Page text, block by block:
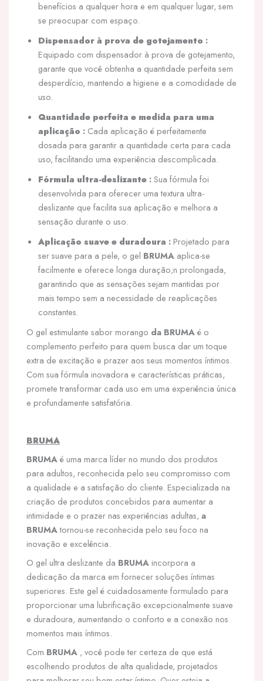
benefícios a qualquer hora e em qualquer lugar, sem
se preocupar com espaço.
Dispensador à prova de gotejamento :
Equipado com dispensador à prova de gotejamento,
garante que você obtenha a quantidade perfeita sem
desperdício, mantendo a higiene e a comodidade de
uso.
Quantidade perfeita e medida para uma
aplicação : Cada aplicação é perfeitamente
dosada para garantir a quantidade certa para cada
uso, facilitando uma experiência descomplicada.
Fórmula ultra-deslizante :Sua fórmula foi
desenvolvida para oferecer uma textura ultra-
deslizante que facilita sua aplicação e melhora a
sensação durante o uso.
Aplicação suave e duradoura : Projetado para
ser suave para a pele, o gel BRUMA aplica-se
facilmente e oferece longa duração;n prolongada,
garantindo que as sensações sejam mantidas por
mais tempo sem a necessidade de reaplicações
constantes.
O gel estimulante sabor morango da BRUMAé o
complemento perfeito para quem busca dar um toque
extra de excitação e prazer aos seus momentos íntimos.
Com sua fórmula inovadora e características práticas,
promete transformar cada uso em uma experiência única
e profundamente satisfatória.
BRUMA
BRUMAé uma marca líder no mundo dos produtos
para adultos, reconhecida pelo seu compromisso com
a qualidade e a satisfação do cliente. Especializada na
criação de produtos concebidos para aumentar a
intimidade e o prazer nas experiências adultas, a
BRUMAtornou-se reconhecida pelo seu foco na
inovação e excelência.
O gel ultra deslizante da BRUMA incorpora a
dedicação da marca em fornecer soluções íntimas
superiores. Este gel é cuidadosamente formulado para
proporcionar uma lubrificação excepcionalmente suave
e duradoura, aumentando o conforto e a conexão nos
momentos mais íntimos.
Com BRUMA , você pode ter certeza de que está
escolhendo produtos de alta qualidade, projetados